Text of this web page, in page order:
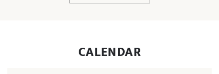
CALENDAR